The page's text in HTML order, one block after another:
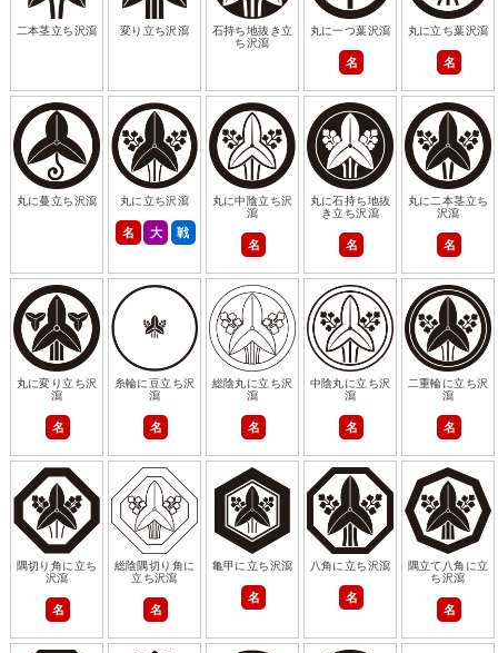
二本茎立ち沢瀉 変り立ち沢瀉
石持ち地抜き立
ち沢瀉
丸に一つ葉沢瀉
名
丸に立ち葉沢瀉
名
丸に蔓立ち沢瀉 丸に立ち沢瀉
名 大 戦
丸に中陰立ち沢
瀉
名
丸に石持ち地抜
き立ち沢瀉
名
丸に二本茎立ち
沢瀉
名
丸に変り立ち沢
瀉
名
糸輪に豆立ち沢
瀉
名
総陰丸に立ち沢
瀉
名
中陰丸に立ち沢
瀉
名
二重輪に立ち沢
瀉
名
隅切り角に立ち
沢瀉
名
総陰隅切り角に
立ち沢瀉
名
亀甲に立ち沢瀉
名
八角に立ち沢瀉
名
隅立て八角に立
ち沢瀉
名